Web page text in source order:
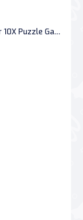
TENX Wooden Number 10X Puzzle Game